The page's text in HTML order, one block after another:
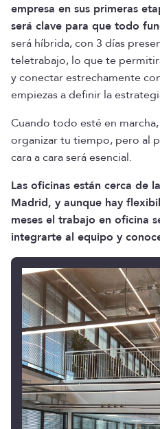
empresa en sus primeras
será clave para que todo
será híbrida, con 3 días
teletrabajo, lo que te
y conectar estrechamente
empiezas a definir la
Cuando todo esté en
organizar tu tiempo, pero al
cara a cara será esencial.
Las oficinas están cerca de
Madrid, y aunque hay
meses el trabajo en oficina
integrarte al equipo y